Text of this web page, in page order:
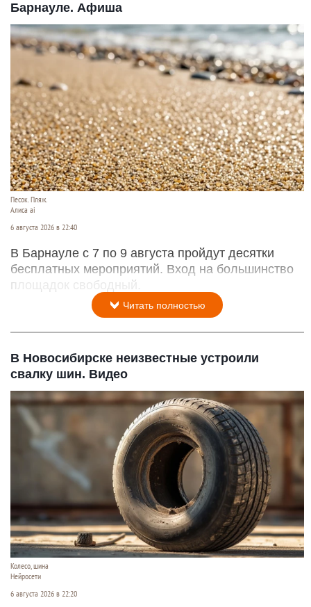
Барнауле. Афиша
Песок. Пляж.
Алиса ai
6 августа 2026 в 22:40
В Барнауле с 7 по 9 августа пройдут десятки
бесплатных мероприятий. Вход на большинство
площадок свободный.
Читать полностью
В Новосибирске неизвестные устроили
свалку шин. Видео
Колесо, шина
Нейросети
6 августа 2026 в 22:20